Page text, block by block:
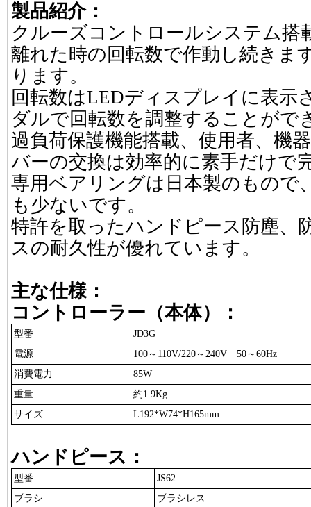
製品紹介：
クルーズコントロールシステム搭
離れた時の回転数で作動し続きま
ります。
回転数はLEDディスプレイに表示
ダルで回転数を調整することがで
過負荷保護機能搭載、使用者、機
バーの交換は効率的に素手だけで
専用ベアリングは日本製のもので
も少ないです。
特許を取ったハンドピース防塵、
スの耐久性が優れています。
主な仕様：
コントローラー（本体）：
型番
JD3G
電源
100～110V/220～240V 50～60Hz
消費電力
85W
重量
約1.9Kg
サイズ
L192*W74*H165mm
ハンドピース：
型番
JS62
ブラシ
ブラシレス